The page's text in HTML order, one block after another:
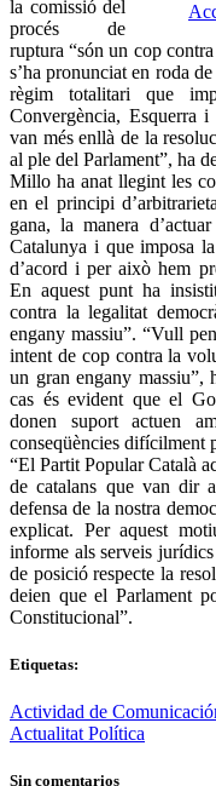
la comissió del
procés de
ruptura “són un cop
s’ha pronunciat en roda
règim totalitari que
Convergència, Esquerra
van més enllà de la
al ple del Parlament”, ha
Millo ha anat llegint les
en el principi
gana, la manera
Catalunya i que imposa
d’acord i per això hem
En aquest punt ha
contra la legalitat
engany massiu”. “Vull
intent de cop contra la
un gran engany massiu”,
cas és evident que el
donen suport actuen
conseqüències difícilment
“El Partit Popular Català
de catalans que van dir
defensa de la nostra
explicat. Per aquest
informe als serveis
de posició respecte la
deien que el Parlament
Constitucional”.
Etiquetas:
Actividad de
Actualitat Política
Sin comentarios